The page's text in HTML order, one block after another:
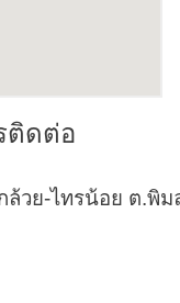
ติดต่อ
วย-ไทรน้อย ต.พิม